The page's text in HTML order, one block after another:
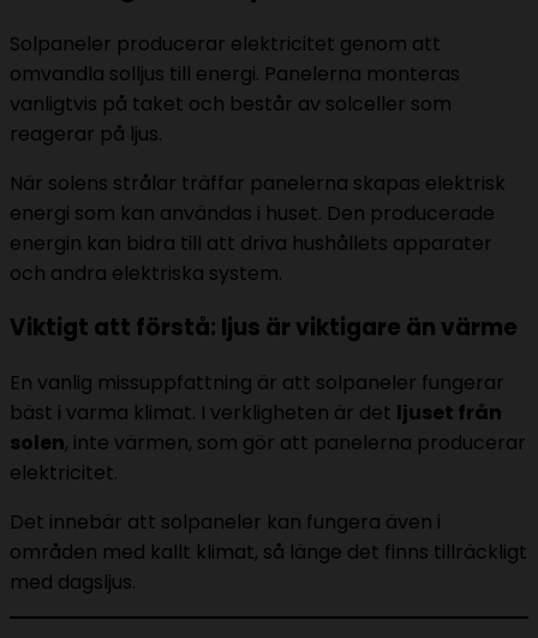
Solpaneler producerar elektricitet genom att
omvandla solljus till energi. Panelerna monteras
vanligtvis på taket och består av solceller som
reagerar på ljus.
När solens strålar träffar panelerna skapas elektrisk
energi som kan användas i huset. Den producerade
energin kan bidra till att driva hushållets apparater
och andra elektriska system.
Viktigt att förstå: ljus är viktigare än värme
En vanlig missuppfattning är att solpaneler fungerar
bäst i varma klimat. I verkligheten är det ljuset från
solen, inte värmen, som gör att panelerna producerar
elektricitet.
Det innebär att solpaneler kan fungera även i
områden med kallt klimat, så länge det finns tillräckligt
med dagsljus.